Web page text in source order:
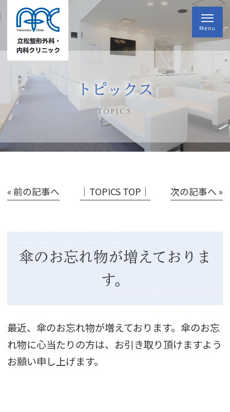
トピックス
TOPICS
« 前の記事へ │TOPICS TOP│ 次の記事へ »
傘のお忘れ物が増えておりま
す。
最近、傘のお忘れ物が増えております。傘のお忘
れ物に心当たりの方は、お引き取り頂けますよう
お願い申し上げます。